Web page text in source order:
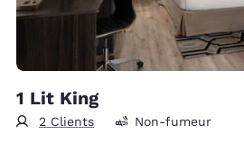
1 Lit King
2 Clients Non-fumeur